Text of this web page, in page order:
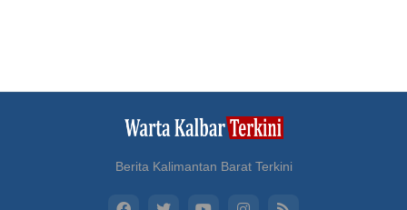
Berita Kalimantan Barat Terkini